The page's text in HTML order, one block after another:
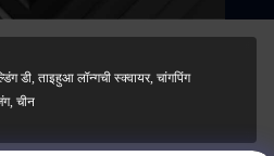
डी, ताइहुआ लॉन्गची स्क्वायर, चांगपिंग
चीन